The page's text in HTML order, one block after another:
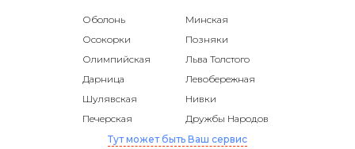
Оболонь
Минская
Осокорки
Позняки
Олимпийская
Льва Толстого
Дарница
Левобережная
Шулявская
Нивки
Печерская
Дружбы Народов
Тут может быть Ваш сервис